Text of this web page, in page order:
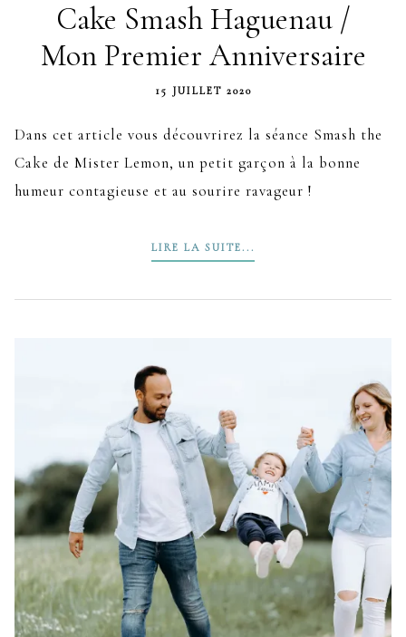
Cake Smash Haguenau /
Mon Premier Anniversaire
15 JUILLET 2020
Dans cet article vous découvrirez la séance Smash the
Cake de Mister Lemon, un petit garçon à la bonne
humeur contagieuse et au sourire ravageur !
LIRE LA SUITE...